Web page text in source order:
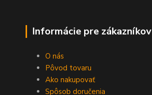
Informácie pre zákazníkov
O nás
Pôvod tovaru
Ako nakupovať
Spôsob doručenia